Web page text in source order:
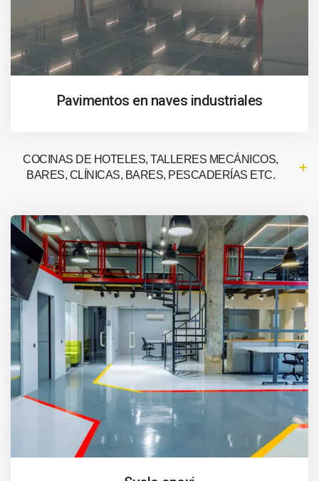
Pavimentos en naves industriales
COCINAS DE HOTELES, TALLERES MECÁNICOS,
BARES, CLÍNICAS, BARES, PESCADERÍAS ETC.